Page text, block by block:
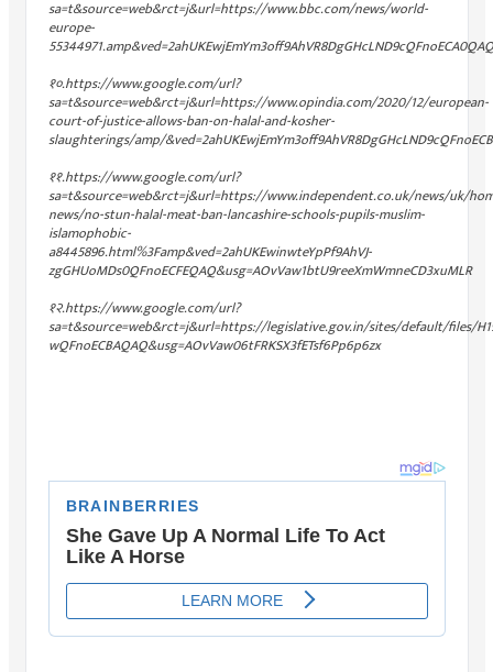
sa=t&source=web&rct=j&url=https://www.bbc.com/news/world-
europe-
१०.https://www.google.com/url?
sa=t&source=web&rct=j&url=https://www.opindia.com/2020/12/european-
court-of-justice-allows-ban-on-halal-and-kosher-
slaughterings/amp/
११.https://www.google.com/url?
sa=t&source=web&rct=j&url=https://www.independent.co.uk/news/uk/
news/no-stun-halal-meat-ban-lancashire-schools-pupils-muslim-
islamophobic-
a8445896.html%3Famp&ved=2ahUKEwinwteYpPf9AhVJ-
zgGHUoMDs0QFnoECFEQAQ&usg=AOvVaw1btU9reeXmWmneCD3xuMLR
१२.https://www.google.com/url?
sa=t&source=web&rct=j&url=https://legislative.gov.in/sites/default/files/
wQFnoECBAQAQ&usg=AOvVaw06tFRKSX3fETsf6Pp6p6zx